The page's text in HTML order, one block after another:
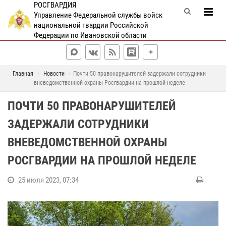
РОСГВАРДИЯ
Управление Федеральной службы войск
национальной гвардии Российской
Федерации по Ивановской области
Главная Новости
Почти 50 правонарушителей задержали сотрудники
вневедомственной охраны Росгвардии на прошлой неделе
ПОЧТИ 50 ПРАВОНАРУШИТЕЛЕЙ
ЗАДЕРЖАЛИ СОТРУДНИКИ
ВНЕВЕДОМСТВЕННОЙ ОХРАНЫ
РОСГВАРДИИ НА ПРОШЛОЙ НЕДЕЛЕ
25 июля 2023, 07:34